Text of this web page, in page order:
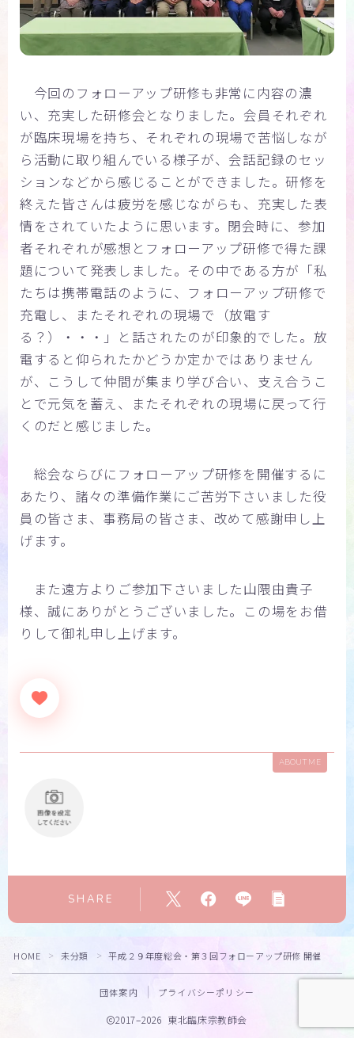
今回のフォローアップ研修も非常に内容の濃
い、充実した研修会となりました。会員それぞれ
が臨床現場を持ち、それぞれの現場で苦悩しなが
ら活動に取り組んでいる様子が、会話記録のセッ
ションなどから感じることができました。研修を
終えた皆さんは疲労を感じながらも、充実した表
情をされていたように思います。閉会時に、参加
者それぞれが感想とフォローアップ研修で得た課
題について発表しました。その中である方が「私
たちは携帯電話のように、フォローアップ研修で
充電し、またそれぞれの現場で（放電す
る？）・・・」と話されたのが印象的でした。放
電すると仰られたかどうか定かではありません
が、こうして仲間が集まり学び合い、支え合うこ
とで元気を蓄え、またそれぞれの現場に戻って行
くのだと感じました。
総会ならびにフォローアップ研修を開催するに
あたり、諸々の準備作業にご苦労下さいました役
員の皆さま、事務局の皆さま、改めて感謝申し上
げます。
また遠方よりご参加下さいました山隈由貴子
様、誠にありがとうございました。この場をお借
りして御礼申し上げます。
ABOUT ME
SHARE
HOME ＞ 未分類 ＞ 平成２９年度総会・第３回フォローアップ研修 開催
団体案内 プライバシーポリシー
2017–2026 東北臨床宗教師会